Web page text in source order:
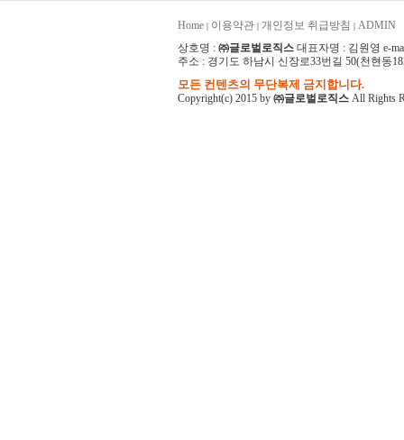
Home| 이용약관| 개인정보 취급방침 | ADMIN
상호명 : ㈜글로벌로직스 대표자명 : 김원영 e-
주소 : 경기도 하남시 신장로33번길 50(천현동
모든 컨텐츠의 무단복제 금지합니다.
Copyright(c) 2015 by ㈜글로벌로직스All Rights